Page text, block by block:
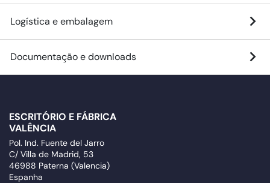
Logística e embalagem
Documentação e downloads
ESCRITÓRIO E FÁBRICA
VALÊNCIA
Pol. Ind. Fuente del Jarro
C/ Villa de Madrid, 53
46988 Paterna (Valencia)
Espanha